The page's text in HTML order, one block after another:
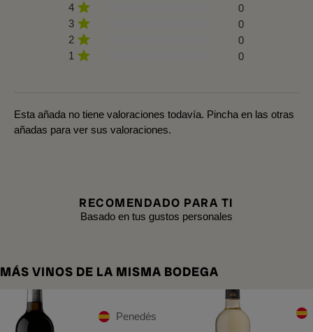
4
0
3
0
2
0
1
0
Esta añada no tiene valoraciones todavía. Pincha en las otras
añadas para ver sus valoraciones.
RECOMENDADO PARA TI
Basado en tus gustos personales
MÁS VINOS DE LA MISMA BODEGA
Penedés